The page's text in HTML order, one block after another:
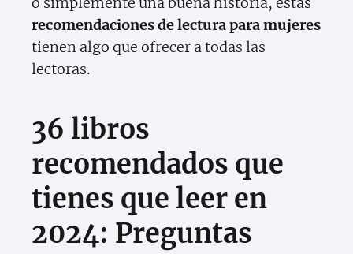
recomendaciones de lectura para mujeres
tienen algo que ofrecer a todas las
lectoras.
36 libros
recomendados que
tienes que leer en
2024: Preguntas